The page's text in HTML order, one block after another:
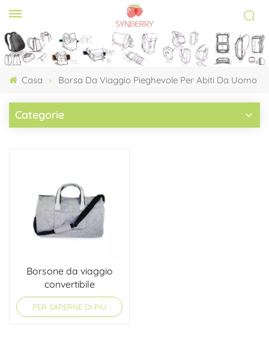
Casa Borsa Da Viaggio Pieghevole Per Abiti Da Uomo
Categorie
Borsone da viaggio
convertibile
PER SAPERNE DI PIÙ